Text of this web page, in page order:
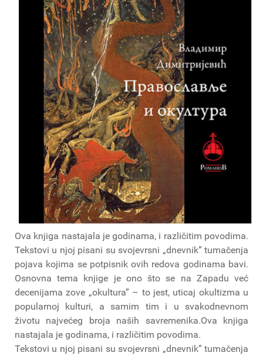
Ova knjiga nastajala je godinama, i različitim povodima.
Tekstovi u njoj pisani su svojevrsni „dnevnik” tumačenja
pojava kojima se potpisnik ovih redova godinama bavi.
Osnovna tema knjige je ono što se na Zapadu već
decenijama zove „okultura” – to jest, uticaj okultizma u
popularnoj kulturi, a samim tim i u svakodnevnom
životu najvećeg broja naših savremenika.Ova knjiga
nastajala je godinama, i različitim povodima.
Tekstovi u njoj pisani su svojevrsni „dnevnik” tumačenja